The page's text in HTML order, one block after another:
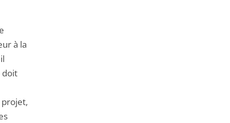
à la
doit